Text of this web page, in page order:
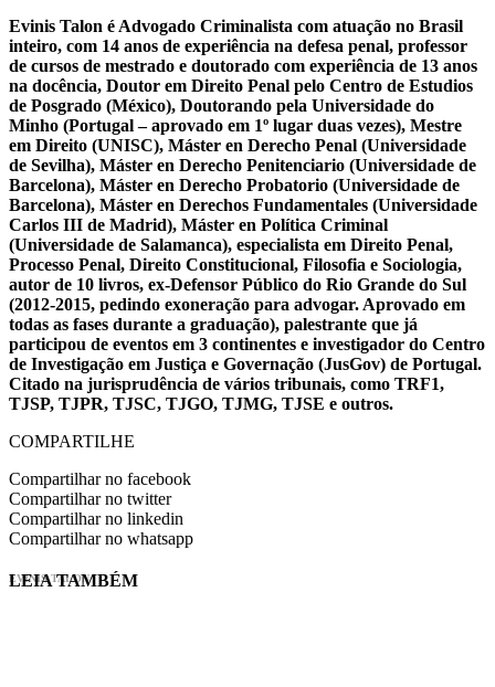
Evinis Talon é Advogado Criminalista com atuação no Brasil
inteiro, com 14 anos de experiência na defesa penal, professor
de cursos de mestrado e doutorado com experiência de 13 anos
na docência, Doutor em Direito Penal pelo Centro de Estudios
de Posgrado (México), Doutorando pela Universidade do
Minho (Portugal – aprovado em 1º lugar duas vezes), Mestre
em Direito (UNISC), Máster en Derecho Penal (Universidade
de Sevilha), Máster en Derecho Penitenciario (Universidade de
Barcelona), Máster en Derecho Probatorio (Universidade de
Barcelona), Máster en Derechos Fundamentales (Universidade
Carlos III de Madrid), Máster en Política Criminal
(Universidade de Salamanca), especialista em Direito Penal,
Processo Penal, Direito Constitucional, Filosofia e Sociologia,
autor de 10 livros, ex-Defensor Público do Rio Grande do Sul
(2012-2015, pedindo exoneração para advogar. Aprovado em
todas as fases durante a graduação), palestrante que já
participou de eventos em 3 continentes e investigador do Centro
de Investigação em Justiça e Governação (JusGov) de Portugal.
Citado na jurisprudência de vários tribunais, como TRF1,
TJSP, TJPR, TJSC, TJGO, TJMG, TJSE e outros.
COMPARTILHE
Compartilhar no facebook
Compartilhar no twitter
Compartilhar no linkedin
Compartilhar no whatsapp
EVINIS TALON
LEIA TAMBÉM